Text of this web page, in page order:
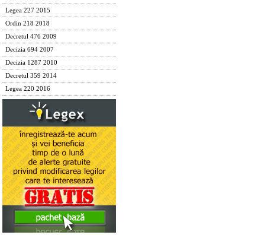
Legea 227 2015
Ordin 218 2018
Decretul 476 2009
Decizia 694 2007
Decizia 1287 2010
Decretul 359 2014
Legea 220 2016